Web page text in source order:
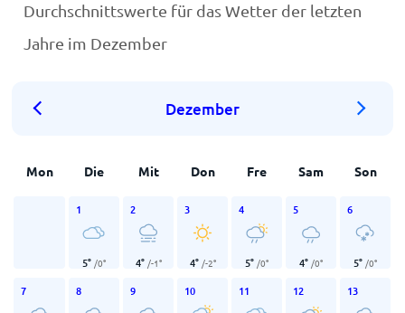
Durchschnittswerte für das Wetter der letzten
Jahre im Dezember
Dezember
Mon Die Mit Don Fre Sam Son
1
5° /0°
2
4° /-1°
3
4° /-2°
4
5° /0°
5
4° /0°
6
5° /0°
7 8 9 10 11 12 13